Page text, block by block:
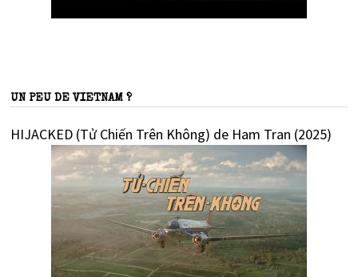
UN PEU DE VIETNAM ?
HIJACKED (Tử Chiến Trên Không) de Ham Tran (2025)